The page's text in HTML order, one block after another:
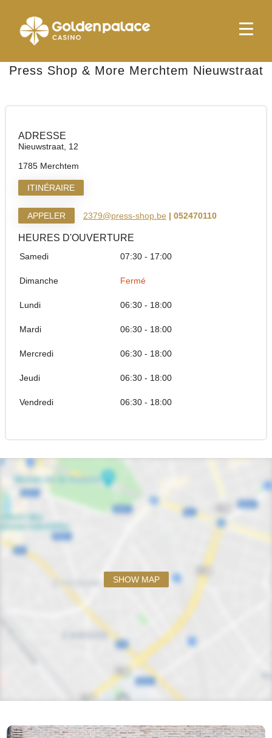
page d'accueil
Press Shop & More Merchtem Nieuwstraat
ADRESSE
Nieuwstraat, 12
1785 Merchtem
ITINÉRAIRE
APPELER 2379@press-shop.be | 052470110
HEURES D'OUVERTURE
Samedi 07:30 - 17:00
Dimanche Fermé
Lundi 06:30 - 18:00
Mardi 06:30 - 18:00
Mercredi 06:30 - 18:00
Jeudi 06:30 - 18:00
Vendredi 06:30 - 18:00
SHOW MAP